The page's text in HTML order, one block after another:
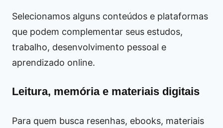
Selecionamos alguns conteúdos e plataformas
que podem complementar seus estudos,
trabalho, desenvolvimento pessoal e
aprendizado online.
Leitura, memória e materiais digitais
Para quem busca resenhas, ebooks, materiais